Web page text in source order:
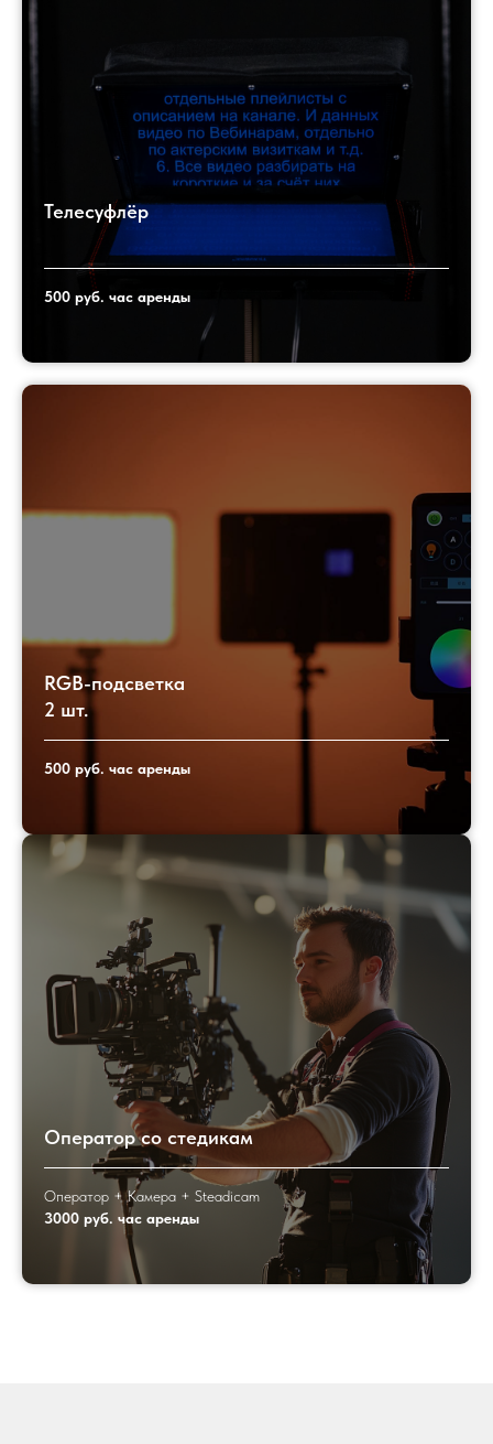
Телесуфлёр
500 руб. час аренды
RGB-подсветка
2 шт.
500 руб. час аренды
Оператор со стедикам
Оператор + Камера + Steadicam
3000 руб. час аренды